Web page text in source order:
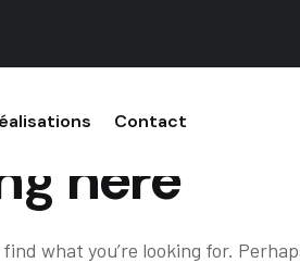
Contact
here
find what you’re looking for.